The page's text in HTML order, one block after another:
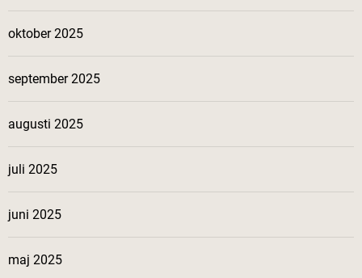
oktober 2025
september 2025
augusti 2025
juli 2025
juni 2025
maj 2025